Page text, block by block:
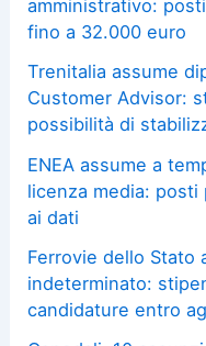
amministrativo:
fino a 32.000 euro
Trenitalia assume
Customer Advisor:
possibilità di
ENEA assume a
licenza media:
ai dati
Ferrovie dello Stato
indeterminato:
candidature entro